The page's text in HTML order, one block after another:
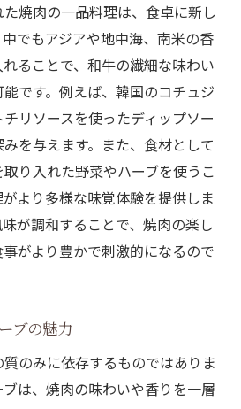
ーションを生むアジアの食材
意外なマリアージュ
の融合で楽しむ焼肉
り開く一品料理の魅力
一品料理の誕生秘話
がもたらす新しい食の体験
における焼肉の進化
ての焼肉が拓く未来
継がれる焼肉一品料理の魅力
焼肉の一品料理は、食卓に新し
でもアジアや地中海、南米の香
ることで、和牛の繊細な味わい
です。例えば、韓国のコチュジ
リソースを使ったディップソー
を与えます。また、食材として
り入れた野菜やハーブを使うこ
より多様な味覚体験を提供しま
が調和することで、焼肉の楽し
がより豊かで刺激的になるので
ブの魅力
のみに依存するものではありま
は、焼肉の味わいや香りを一層